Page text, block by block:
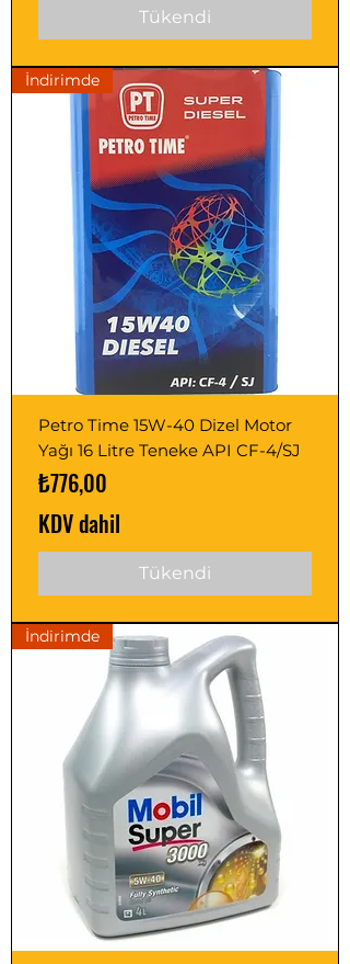
Tükendi
İndirimde
Petro Time 15W-40 Dizel Motor
Yağı 16 Litre Teneke API CF-4/SJ
Fiyat
₺776,00
KDV dahil
Tükendi
İndirimde